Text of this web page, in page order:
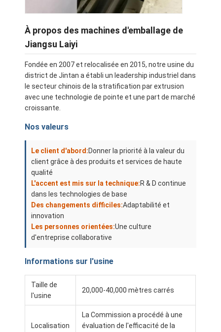
À propos des machines d'emballage de
Jiangsu Laiyi
Fondée en 2007 et relocalisée en 2015, notre usine du
district de Jintan a établi un leadership industriel dans
le secteur chinois de la stratification par extrusion
avec une technologie de pointe et une part de marché
croissante.
Nos valeurs
Le client d'abord:Donner la priorité à la valeur du
client grâce à des produits et services de haute
qualité
L'accent est mis sur la technique:R & D continue
dans les technologies de base
Des changements difficiles:Adaptabilité et
innovation
Les personnes orientées:Une culture
d'entreprise collaborative
Informations sur l'usine
Taille de
l'usine
20,000-40,000 mètres carrés
Localisation
La Commission a procédé à une
évaluation de l'efficacité de la